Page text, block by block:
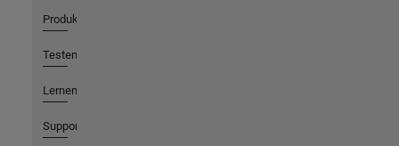
Produkte
Testen oder Kaufen
Lernen
Support